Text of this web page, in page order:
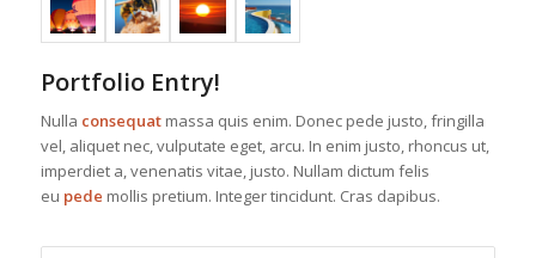
Portfolio Entry!
Nulla consequatmassa quis enim. Donec pede justo, fringilla
vel, aliquet nec, vulputate eget, arcu. In enim justo, rhoncus ut,
imperdiet a, venenatis vitae, justo. Nullam dictum felis
eu pede mollis pretium. Integer tincidunt. Cras dapibus.